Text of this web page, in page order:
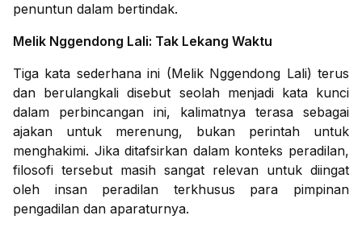
penuntun dalam bertindak.
Melik Nggendong Lali: Tak Lekang Waktu
Tiga kata sederhana ini (Melik Nggendong Lali) terus
dan berulangkali disebut seolah menjadi kata kunci
dalam perbincangan ini, kalimatnya terasa sebagai
ajakan untuk merenung, bukan perintah untuk
menghakimi. Jika ditafsirkan dalam konteks peradilan,
filosofi tersebut masih sangat relevan untuk diingat
oleh insan peradilan terkhusus para pimpinan
pengadilan dan aparaturnya.